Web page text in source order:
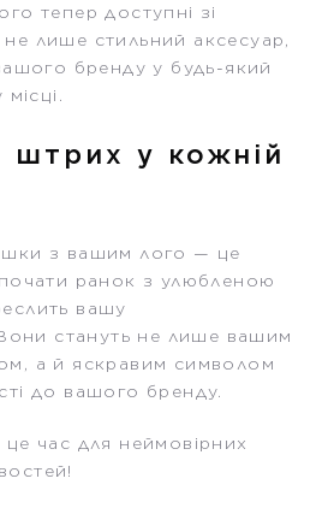
тепер доступні зі
лише стильний аксесуар,
бренду у будь-який
штрих у кожній
з вашим лого — це
почати ранок з улюбленою
вашу
Вони стануть не лише вашим
а й яскравим символом
до вашого бренду.
час для неймовірних